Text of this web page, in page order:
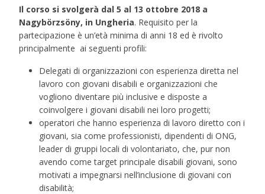
Il corso si svolgerà dal 5 al 13 ottobre 2018 a
Nagybörzsöny, in Ungheria. Requisito per la
partecipazione è un’età minima di anni 18 ed è rivolto
principalmente ai seguenti profili:
Delegati di organizzazioni con esperienza diretta nel
lavoro con giovani disabili e organizzazioni che
vogliono diventare più inclusive e disposte a
coinvolgere i giovani disabili nei loro progetti;
operatori che hanno esperienza di lavoro diretto con i
giovani, sia come professionisti, dipendenti di ONG,
leader di gruppi locali di volontariato, che, pur non
avendo come target principale disabili giovani, sono
motivati ​​a impegnarsi nell’inclusione di giovani con
disabilità;